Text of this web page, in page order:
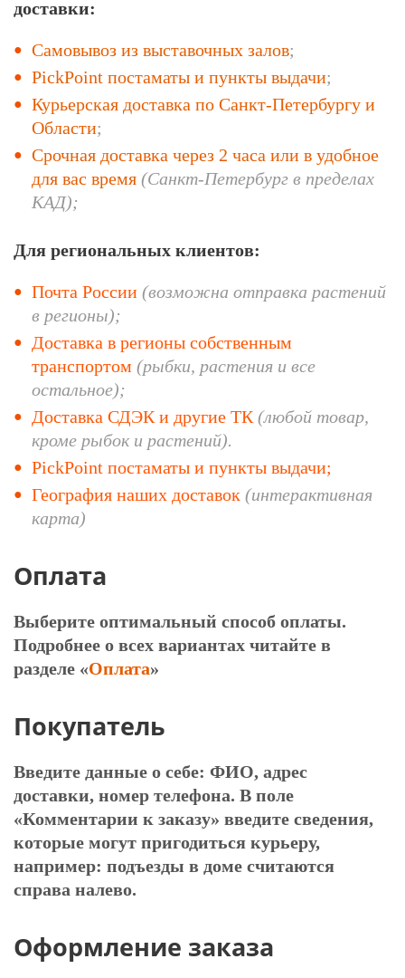
доставки:
Самовывоз из выставочных залов;
PickPoint постаматы и пункты выдачи;
Курьерская доставка по Санкт-Петербургу и
Области;
Срочная доставка через 2 часа или в удобное
для вас время (Санкт-Петербург в пределах
КАД);
Для региональных клиентов:
Почта России (возможна отправка растений
в регионы);
Доставка в регионы собственным
транспортом (рыбки, растения и все
остальное);
Доставка СДЭК и другие ТК (любой товар,
кроме рыбок и растений).
PickPoint постаматы и пункты выдачи;
География наших доставок (интерактивная
карта)
Оплата
Выберите оптимальный способ оплаты.
Подробнее о всех вариантах читайте в
разделе «Оплата»
Покупатель
Введите данные о себе: ФИО, адрес
доставки, номер телефона. В поле
«Комментарии к заказу» введите сведения,
которые могут пригодиться курьеру,
например: подъезды в доме считаются
справа налево.
Оформление заказа